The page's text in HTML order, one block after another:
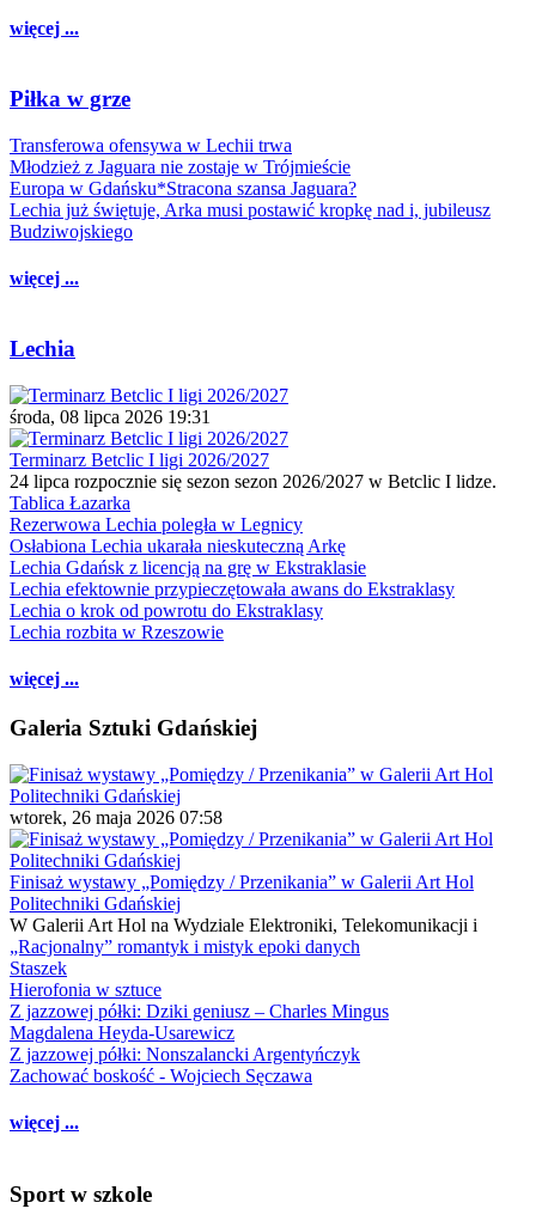
więcej ...
Piłka w grze
Transferowa ofensywa w Lechii trwa
Młodzież z Jaguara nie zostaje w Trójmieście
Europa w Gdańsku*Stracona szansa Jaguara?
Lechia już świętuje, Arka musi postawić kropkę nad i, jubileusz
Budziwojskiego
więcej ...
Lechia
środa, 08 lipca 2026 19:31
Terminarz Betclic I ligi 2026/2027
24 lipca rozpocznie się sezon sezon 2026/2027 w Betclic I lidze.
Tablica Łazarka
Rezerwowa Lechia poległa w Legnicy
Osłabiona Lechia ukarała nieskuteczną Arkę
Lechia Gdańsk z licencją na grę w Ekstraklasie
Lechia efektownie przypieczętowała awans do Ekstraklasy
Lechia o krok od powrotu do Ekstraklasy
Lechia rozbita w Rzeszowie
więcej ...
Galeria Sztuki Gdańskiej
wtorek, 26 maja 2026 07:58
Finisaż wystawy „Pomiędzy / Przenikania” w Galerii Art Hol
Politechniki Gdańskiej
W Galerii Art Hol na Wydziale Elektroniki, Telekomunikacji i
„Racjonalny” romantyk i mistyk epoki danych
Staszek
Hierofonia w sztuce
Z jazzowej półki: Dziki geniusz – Charles Mingus
Magdalena Heyda-Usarewicz
Z jazzowej półki: Nonszalancki Argentyńczyk
Zachować boskość - Wojciech Sęczawa
więcej ...
Sport w szkole